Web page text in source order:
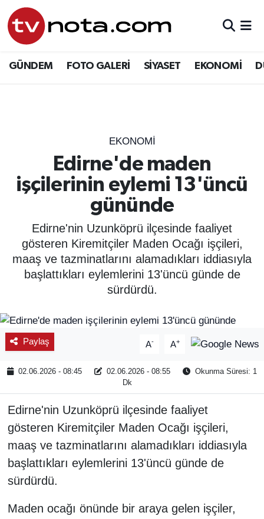
GÜNDEM FOTO GALERİ SİYASET EKONOMİ
EKONOMİ
Edirne'de maden
işçilerinin eylemi 13'üncü
gününde
Edirne'nin Uzunköprü ilçesinde faaliyet
gösteren Kiremitçiler Maden Ocağı işçileri,
maaş ve tazminatlarını alamadıkları iddiasıyla
başlattıkları eylemlerini 13'üncü günde de
sürdürdü.
Paylaş A- A+
02.06.2026 - 08:45 02.06.2026 - 08:55
Okunma Süresi: 1
Dk
Edirne'nin Uzunköprü ilçesinde faaliyet
gösteren Kiremitçiler Maden Ocağı işçileri,
maaş ve tazminatlarını alamadıkları iddiasıyla
başlattıkları eylemlerini 13'üncü günde de
sürdürdü.
Maden ocağı önünde bir araya gelen işçiler,
GÜNDEM
YURT
EĞİTİM
ÖZEL HABER
SAĞLIK
SPOR
ÇEVRE
YAŞAM
BİLİM - TEKNOLOJİ
KADIN
KÜLTÜR SANAT
MAGAZİN
Hava Durumu
Son Dakika Haberleri
Haber Arşivi